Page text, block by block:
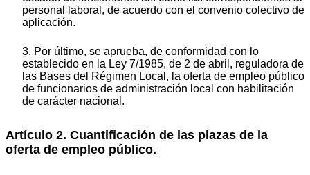
personal laboral, de acuerdo con el convenio colectivo de
aplicación.
3. Por último, se aprueba, de conformidad con lo
establecido en la Ley 7/1985, de 2 de abril, reguladora de
las Bases del Régimen Local, la oferta de empleo público
de funcionarios de administración local con habilitación
de carácter nacional.
Artículo 2. Cuantificación de las plazas de la
oferta de empleo público.